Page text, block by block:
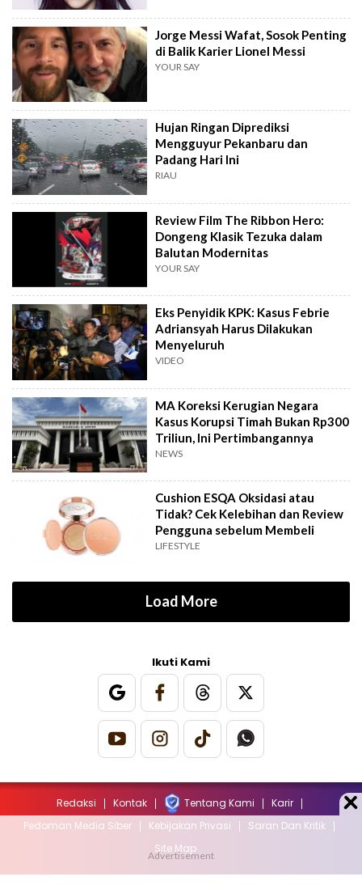
Jorge Messi Wafat, Sosok Penting
di Balik Karier Lionel Messi
YOUR SAY
Hujan Ringan Diprediksi
Mengguyur Pekanbaru dan
Padang Hari Ini
RIAU
Review Film The Ribbon Hero:
Dongeng Klasik Tezuka dalam
Balutan Modernitas
YOUR SAY
Eks Penyidik KPK: Kasus Febrie
Adriansyah Harus Dilakukan
Menyeluruh
VIDEO
MA Koreksi Kerugian Negara
Kasus Korupsi Timah Bukan Rp300
Triliun, Ini Pertimbangannya
NEWS
Cushion ESQA Oksidasi atau
Tidak? Cek Kelebihan dan Review
Pengguna sebelum Membeli
LIFESTYLE
Load More
Ikuti Kami
Redaksi Kontak Tentang Kami
Karir
Pedoman Media Siber
Kebijakan Privasi
Saran Dan Kritik
Site Map